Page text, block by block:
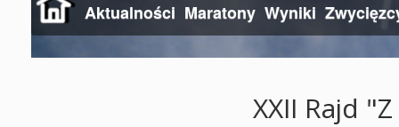
Aktualności Maratony Wyniki
XXII Rajd